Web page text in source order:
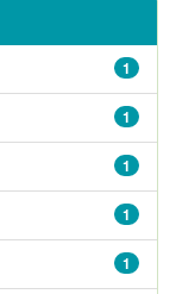
1
1
1
1
1